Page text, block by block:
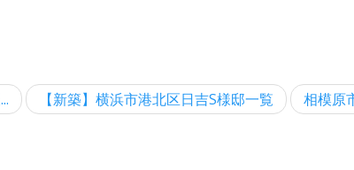
【新築】横浜市港北区日吉S様邸一覧 相模原